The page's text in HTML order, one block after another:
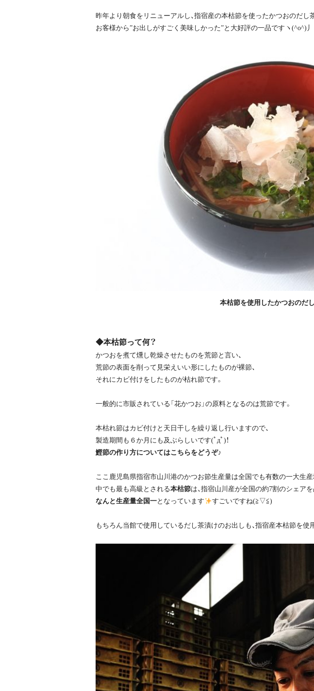
昨年より朝食をリニューアルし、指宿産の本枯節を使ったかつおのだし
お客様から”お出しがすごく美味しかった”と大好評の一品ですヽ(^o^)丿
本枯節を使用したかつおのだ
◆本枯節って何？
かつおを煮て燻し乾燥させたものを荒節と言い、
荒節の表面を削って見栄えいい形にしたものが裸節、
それにカビ付けをしたものが枯れ節です。
一般的に市販されている「花かつお」の原料となるのは荒節です。
本枯れ節はカビ付けと天日干しを繰り返し行いますので、
製造期間も６か月にも及ぶらしいです(ﾟдﾟ)！
鰹節の作り方についてはこちらをどうぞ♪
ここ鹿児島県指宿市山川港のかつお節生産量は全国でも有数の一大生産
中でも最も高級とされる本枯節は、指宿山川産が全国の約7割のシェアを
なんと生産量全国一となっています すごいですね(≧▽≦)
もちろん当館で使用しているだし茶漬けのお出しも、指宿産本枯節を使